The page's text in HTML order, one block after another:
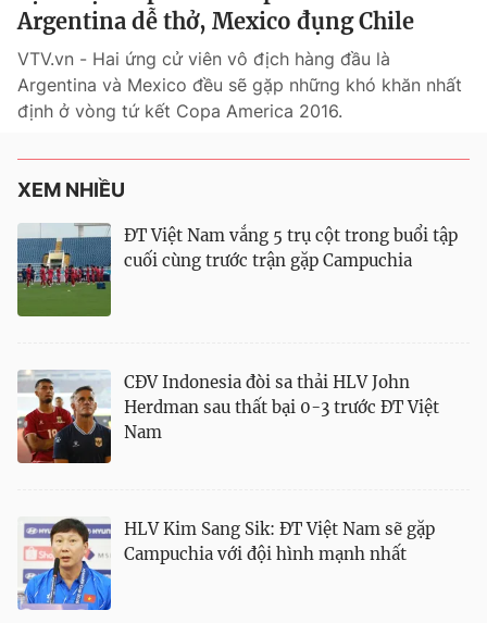
thuận bằng văn bản. Ghi rõ nguồn VTV.vn khi phát hành lại
thông tin từ website này.
Argentina dễ thở, Mexico đụng Chile
VTV.vn - Hai ứng cử viên vô địch hàng đầu là
Argentina và Mexico đều sẽ gặp những khó khăn nhất
định ở vòng tứ kết Copa America 2016.
XEM NHIỀU
ĐT Việt Nam vắng 5 trụ cột trong buổi tập
cuối cùng trước trận gặp Campuchia
CĐV Indonesia đòi sa thải HLV John
Herdman sau thất bại 0-3 trước ĐT Việt
Nam
HLV Kim Sang Sik: ĐT Việt Nam sẽ gặp
Campuchia với đội hình mạnh nhất